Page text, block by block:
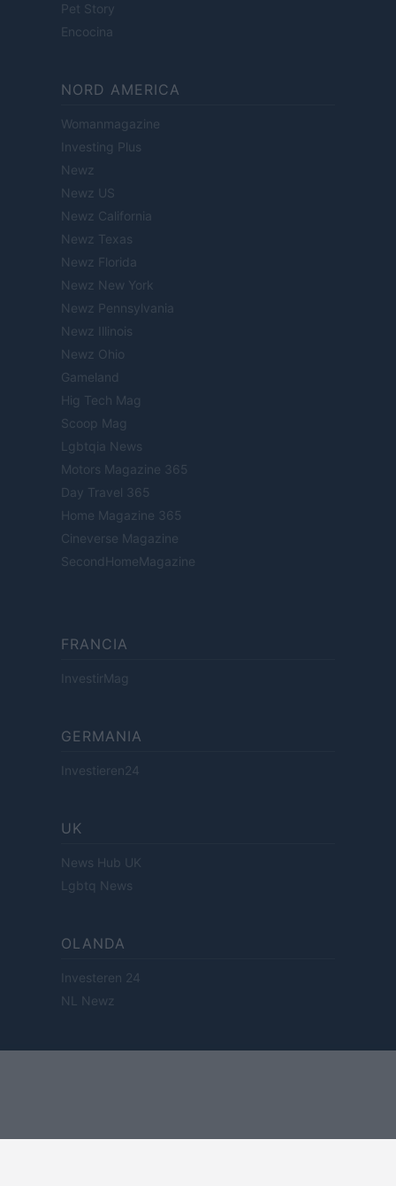
Pet Story
Encocina
NORD AMERICA
Womanmagazine
Investing Plus
Newz
Newz US
Newz California
Newz Texas
Newz Florida
Newz New York
Newz Pennsylvania
Newz Illinois
Newz Ohio
Gameland
Hig Tech Mag
Scoop Mag
Lgbtqia News
Motors Magazine 365
Day Travel 365
Home Magazine 365
Cineverse Magazine
SecondHomeMagazine
FRANCIA
InvestirMag
GERMANIA
Investieren24
UK
News Hub UK
Lgbtq News
OLANDA
Investeren 24
NL Newz